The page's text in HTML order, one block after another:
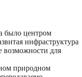
было центром
инфраструктура
возможности для
природном